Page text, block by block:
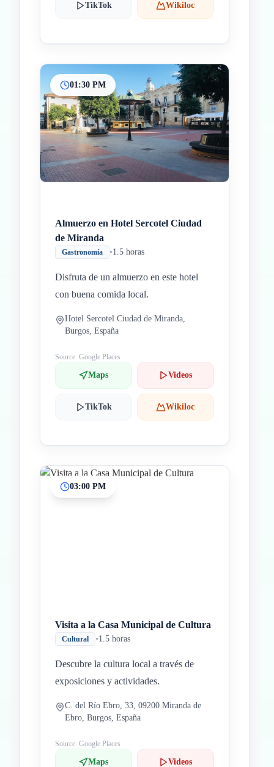
TikTok Wikiloc
01:30 PM
Almuerzo en Hotel Sercotel Ciudad
de Miranda
Gastronomía •1.5 horas
Disfruta de un almuerzo en este hotel
con buena comida local.
Hotel Sercotel Ciudad de Miranda,
Burgos, España
Source: Google Places
Maps Videos
TikTok Wikiloc
03:00 PM
Visita a la Casa Municipal de Cultura
Cultural •1.5 horas
Descubre la cultura local a través de
exposiciones y actividades.
C. del Río Ebro, 33, 09200 Miranda de
Ebro, Burgos, España
Source: Google Places
Maps Videos